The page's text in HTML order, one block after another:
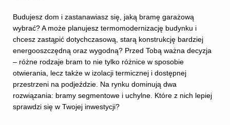
Budujesz dom i zastanawiasz się, jaką bramę garażową
wybrać? A może planujesz termomodernizację budynku i
chcesz zastąpić dotychczasową, starą konstrukcję bardziej
energooszczędną oraz wygodną? Przed Tobą ważna decyzja
– różne rodzaje bram to nie tylko różnice w sposobie
otwierania, lecz także w izolacji termicznej i dostępnej
przestrzeni na podjeździe. Na rynku dominują dwa
rozwiązania: bramy segmentowe i uchylne. Które z nich lepiej
sprawdzi się w Twojej inwestycji?